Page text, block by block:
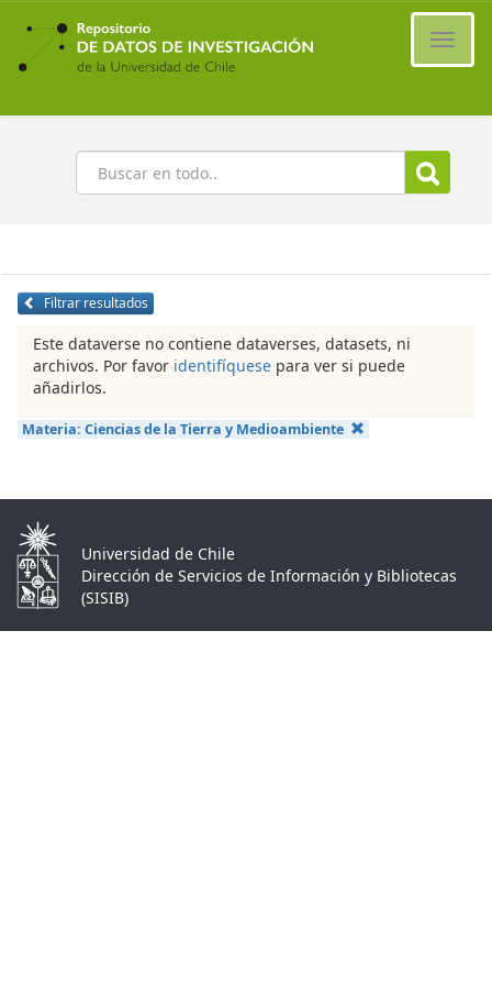
Ir
contenido
principal
Buscar
Filtrar resultados
Este dataverse no contiene dataverses, datasets, ni
archivos. Por favor identifíquese para ver si puede
añadirlos.
Materia: Ciencias de la Tierra y Medioambiente
Universidad de Chile
Dirección de Servicios de Información y Bibliotecas
(SISIB)